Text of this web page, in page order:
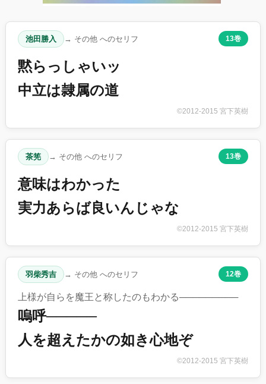
池田勝入 → その他 へのセリフ 13巻
黙らっしゃいッ
中立は隷属の道
©2012-2015 宮下英樹
茶筅 → その他 へのセリフ 13巻
意味はわかった
実力あらば良いんじゃな
©2012-2015 宮下英樹
羽柴秀吉 → その他 へのセリフ 12巻
上様が自らを魔王と称したのもわかる─────────
嗚呼─────
人を超えたかの如き心地ぞ
©2012-2015 宮下英樹